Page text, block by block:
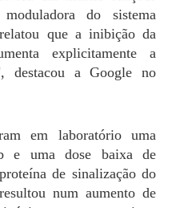
do sistema
que a inibição da
explicitamente a
destacou a Google no
em laboratório uma
e uma dose baixa de
de sinalização do
num aumento de